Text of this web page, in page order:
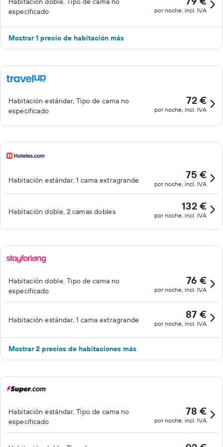
especificado
por noche, incl. IVA
Mostrar 1 precio de habitación más
Habitación estándar, Tipo de cama no
especificado
72 €
por noche, incl. IVA
Habitación estándar, 1 cama extragrande 75 €
por noche, incl. IVA
Habitación doble, 2 camas dobles 132 €
por noche, incl. IVA
Habitación doble, Tipo de cama no
especificado
76 €
por noche, incl. IVA
Habitación estándar, 1 cama extragrande 87 €
por noche, incl. IVA
Mostrar 2 precios de habitaciones más
Habitación estándar, Tipo de cama no
especificado
78 €
por noche, incl. IVA